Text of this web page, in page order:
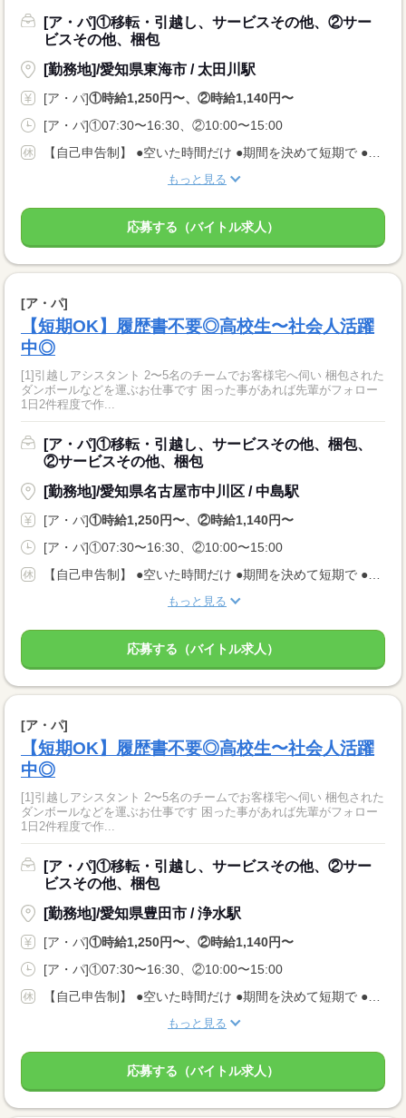
[ア・パ]①移転・引越し、サービスその他、②サー
ビスその他、梱包
[勤務地]/愛知県東海市 / 太田川駅
[ア・パ]①時給1,250円〜、②時給1,140円〜
[ア・パ]①07:30〜16:30、②10:00〜15:00
【自己申告制】 ●空いた時間だけ ●期間を決めて短期で ●週3日でバランスよく ◎仕事は毎日あります！ 入りたい時に入って、休みたい時に休む♪ ★安定してお仕事あり AMのみ/PMのみもOK♪
もっと見る
応募する（バイトル求人）
[ア・パ]
【短期OK】履歴書不要◎高校生〜社会人活躍
中◎
[1]引越しアシスタント 2〜5名のチームでお客様宅へ伺い 梱包された
ダンボールなどを運ぶお仕事です 困った事があれば先輩がフォロー
1日2件程度で作...
[ア・パ]①移転・引越し、サービスその他、梱包、
②サービスその他、梱包
[勤務地]/愛知県名古屋市中川区 / 中島駅
[ア・パ]①時給1,250円〜、②時給1,140円〜
[ア・パ]①07:30〜16:30、②10:00〜15:00
【自己申告制】 ●空いた時間だけ ●期間を決めて短期で ●週3日でバランスよく ◎仕事は毎日あります！ 入りたい時に入って、休みたい時に休む♪ ★安定してお仕事あり AMのみ/PMのみもOK♪
もっと見る
応募する（バイトル求人）
[ア・パ]
【短期OK】履歴書不要◎高校生〜社会人活躍
中◎
[1]引越しアシスタント 2〜5名のチームでお客様宅へ伺い 梱包された
ダンボールなどを運ぶお仕事です 困った事があれば先輩がフォロー
1日2件程度で作...
[ア・パ]①移転・引越し、サービスその他、②サー
ビスその他、梱包
[勤務地]/愛知県豊田市 / 浄水駅
[ア・パ]①時給1,250円〜、②時給1,140円〜
[ア・パ]①07:30〜16:30、②10:00〜15:00
【自己申告制】 ●空いた時間だけ ●期間を決めて短期で ●週3日でバランスよく ◎仕事は毎日あります！ 入りたい時に入って、休みたい時に休む♪ ★安定してお仕事あり AMのみ/PMのみもOK♪
もっと見る
応募する（バイトル求人）